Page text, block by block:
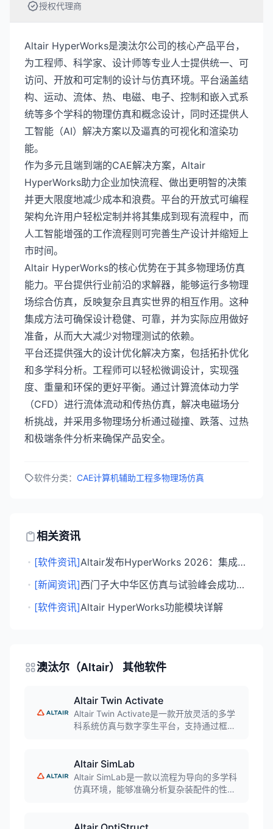
授权代理商
Altair HyperWorks是澳汰尔公司的核心产品平台，
为工程师、科学家、设计师等专业人士提供统一、可
访问、开放和可定制的设计与仿真环境。平台涵盖结
构、运动、流体、热、电磁、电子、控制和嵌入式系
统等多个学科的物理仿真和概念设计，同时还提供人
工智能（AI）解决方案以及逼真的可视化和渲染功
能。
作为多元且端到端的CAE解决方案，Altair
HyperWorks助力企业加快流程、做出更明智的决策
并更大限度地减少成本和浪费。平台的开放式可编程
架构允许用户轻松定制并将其集成到现有流程中，而
人工智能增强的工作流程则可完善生产设计并缩短上
市时间。
Altair HyperWorks的核心优势在于其多物理场仿真
能力。平台提供行业前沿的求解器，能够运行多物理
场综合仿真，反映复杂且真实世界的相互作用。这种
集成方法可确保设计稳健、可靠，并为实际应用做好
准备，从而大大减少对物理测试的依赖。
平台还提供强大的设计优化解决方案，包括拓扑优化
和多学科分析。工程师可以轻松微调设计，实现强
度、重量和环保的更好平衡。通过计算流体动力学
（CFD）进行流体流动和传热仿真，解决电磁场分
析挑战，并采用多物理场分析通过碰撞、跌落、过热
和极端条件分析来确保产品安全。
软件分类： CAE计算机辅助工程多物理场仿真
相关资讯
・ [软件资讯]
Altair发布HyperWorks 2026：集成AI与多物理场仿真能力
・ [新闻资讯]
西门子大中华区仿真与试验峰会成功举办，展示整合Altair后的全栈仿真技术体系
・ [软件资讯]Altair HyperWorks功能模块详解
澳汰尔（Altair） 其他软件
Altair Twin Activate
Altair Twin Activate是一款开放灵活的多学
科系统仿真与数字孪生平台，支持通过框图
贯穿产品从概念设计到运维的全生命周期。
Altair SimLab
Altair SimLab是一款以流程为导向的多学科
仿真环境，能够准确分析复杂装配件的性
有限元建模和结果解释时间，提供直观易懂